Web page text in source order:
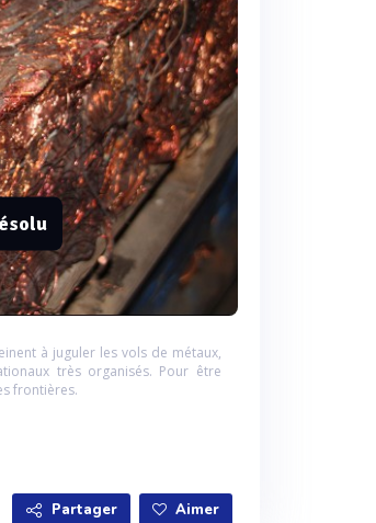
à juguler les vols de métaux,
très organisés. Pour être
frontières.
Partager Aimer